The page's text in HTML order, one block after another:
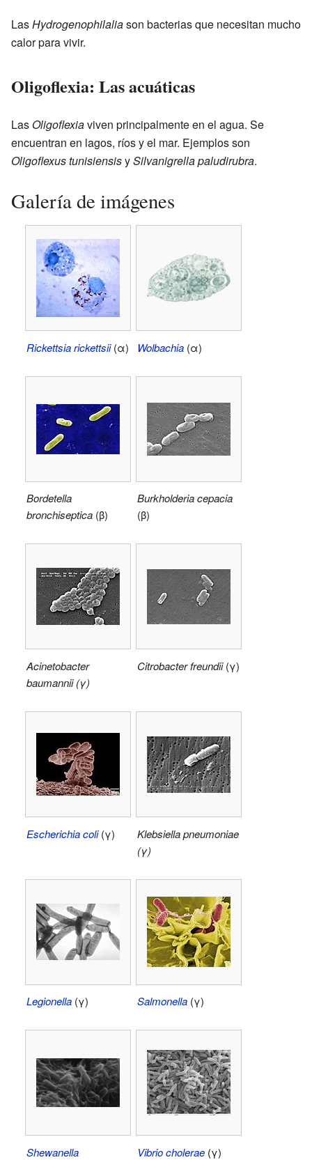
LasHydrogenophilaliason bacterias que necesitan mucho
calor para vivir.
Oligoflexia: Las acuáticas
Las Oligoflexiaviven principalmente en el agua. Se
encuentran en lagos, ríos y el mar. Ejemplos son
Oligoflexus tunisiensisySilvanigrella paludirubra.
Galería de imágenes
Rickettsia rickettsii(α) Wolbachia (α)
Bordetella
bronchiseptica (β)
Burkholderia cepacia
(β)
Acinetobacter
baumannii (γ)
Citrobacter freundii(γ)
Escherichia coli(γ)
Klebsiella pneumoniae
(γ)
Legionella (γ) Salmonella (γ)
Shewanella
Vibrio cholerae (γ)